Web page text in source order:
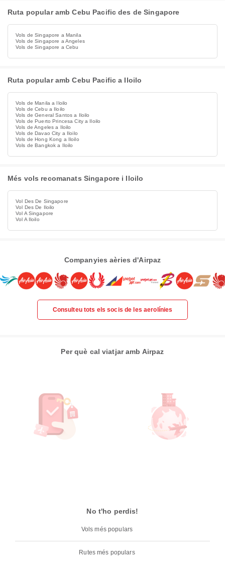
Ruta popular amb Cebu Pacific des de Singapore
Vols de Singapore a Manila
Vols de Singapore a Angeles
Vols de Singapore a Cebu
Ruta popular amb Cebu Pacific a Iloilo
Vols de Manila a Iloilo
Vols de Cebu a Iloilo
Vols de General Santos a Iloilo
Vols de Puerto Princesa City a Iloilo
Vols de Angeles a Iloilo
Vols de Davao City a Iloilo
Vols de Hong Kong a Iloilo
Vols de Bangkok a Iloilo
Més vols recomanats Singapore i Iloilo
Vol Des De Singapore
Vol Des De Iloilo
Vol A Singapore
Vol A Iloilo
Companyies aèries d'Airpaz
Consulteu tots els socis de les aerolínies
Per què cal viatjar amb Airpaz
No t'ho perdis!
Vols més populars
Rutes més populars